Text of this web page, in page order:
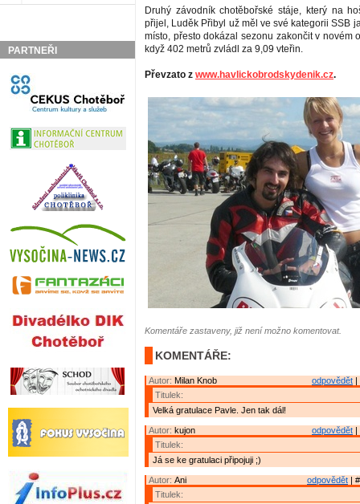
PARTNEŘI
Druhý závodník chotěbořské stáje, který na
přijel, Luděk Přibyl už měl ve své kategorii SSB
místo, přesto dokázal sezonu zakončit v novém
když 402 metrů zvládl za 9,09 vteřin.
Převzato z www.havlickobrodskydenik.cz.
Komentáře zastaveny, již není možno komentovat.
KOMENTÁŘE:
odpovědět |
Autor: Milan Knob
Titulek:
Velká gratulace Pavle. Jen tak dál!
odpovědět |
Autor: kujon
Titulek:
Já se ke gratulaci připojuji ;)
odpovědět |
Autor: Ani
Titulek: